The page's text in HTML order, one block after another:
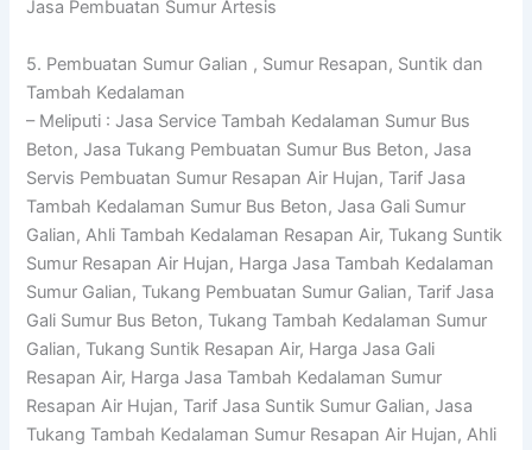
Jasa Pembuatan Sumur Artesis
5. Pembuatan Sumur Galian , Sumur Resapan, Suntik dan
Tambah Kedalaman
– Meliputi : Jasa Service Tambah Kedalaman Sumur Bus
Beton, Jasa Tukang Pembuatan Sumur Bus Beton, Jasa
Servis Pembuatan Sumur Resapan Air Hujan, Tarif Jasa
Tambah Kedalaman Sumur Bus Beton, Jasa Gali Sumur
Galian, Ahli Tambah Kedalaman Resapan Air, Tukang Suntik
Sumur Resapan Air Hujan, Harga Jasa Tambah Kedalaman
Sumur Galian, Tukang Pembuatan Sumur Galian, Tarif Jasa
Gali Sumur Bus Beton, Tukang Tambah Kedalaman Sumur
Galian, Tukang Suntik Resapan Air, Harga Jasa Gali
Resapan Air, Harga Jasa Tambah Kedalaman Sumur
Resapan Air Hujan, Tarif Jasa Suntik Sumur Galian, Jasa
Tukang Tambah Kedalaman Sumur Resapan Air Hujan, Ahli